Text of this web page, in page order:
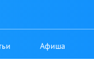
Афиша